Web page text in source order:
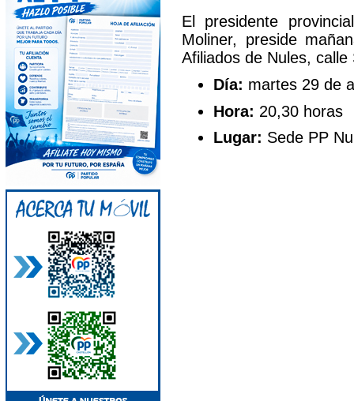
El presidente
Moliner, preside
Afiliados de Nules, calle
Día: martes 29 de
Hora: 20,30 horas
Lugar: Sede PP